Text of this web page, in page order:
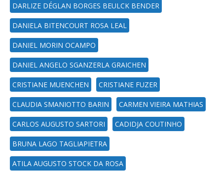
DARLIZE DÉGLAN BORGES BEULCK BENDER
DANIELA BITENCOURT ROSA LEAL
DANIEL MORIN OCAMPO
DANIEL ANGELO SGANZERLA GRAICHEN
CRISTIANE MUENCHEN CRISTIANE FUZER
CLAUDIA SMANIOTTO BARIN CARMEN VIEIRA MATHIAS
CARLOS AUGUSTO SARTORI CADIDJA COUTINHO
BRUNA LAGO TAGLIAPIETRA
ATILA AUGUSTO STOCK DA ROSA